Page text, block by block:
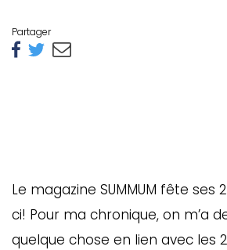
Partager
Le magazine SUMMUM fête ses
ci! Pour ma chronique, on m’a
quelque chose en lien avec les